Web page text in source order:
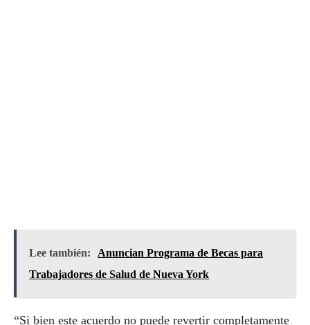
Lee también:
Anuncian Programa de Becas para
Trabajadores de Salud de Nueva York
“Si bien este acuerdo no puede revertir completamente